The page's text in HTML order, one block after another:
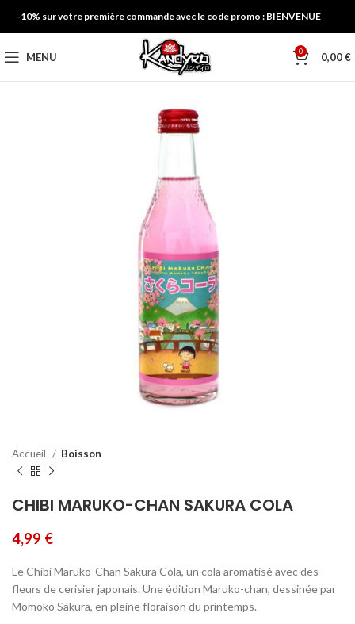
-10% sur votre première commande avec le code promo : BIENVENUE
MENU 0 0,00€
Accueil Boisson
CHIBI MARUKO-CHAN SAKURA COLA
4,99 €
Le Chibi Maruko-Chan Sakura Cola, un cola aromatisé avec des
fleurs de cerisier japonais. Une édition Maruko-chan, dessinée par
Momoko Sakura, en pleine floraison du printemps.